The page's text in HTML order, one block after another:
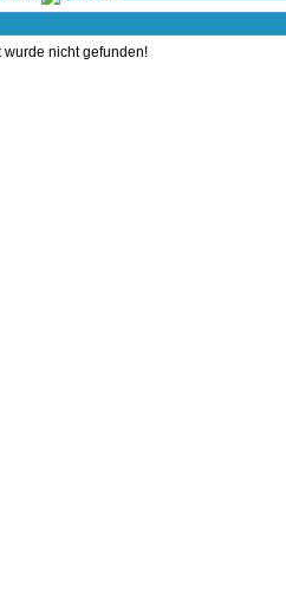
wurde nicht gefunden!